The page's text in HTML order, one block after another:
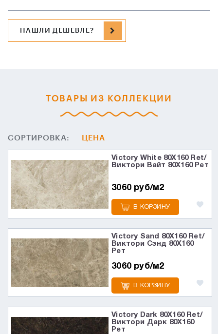
НАШЛИ ДЕШЕВЛЕ?
ТОВАРЫ ИЗ КОЛЛЕКЦИИ
СОРТИРОВКА: ЦЕНА
Victory White 80X160 Ret/
Виктори Вайт 80X160 Рет
3060 руб/м2
В КОРЗИНУ
Victory Sand 80X160 Ret/
Виктори Сэнд 80X160
Рет
3060 руб/м2
В КОРЗИНУ
Victory Dark 80X160 Ret/
Виктори Дарк 80X160
Рет